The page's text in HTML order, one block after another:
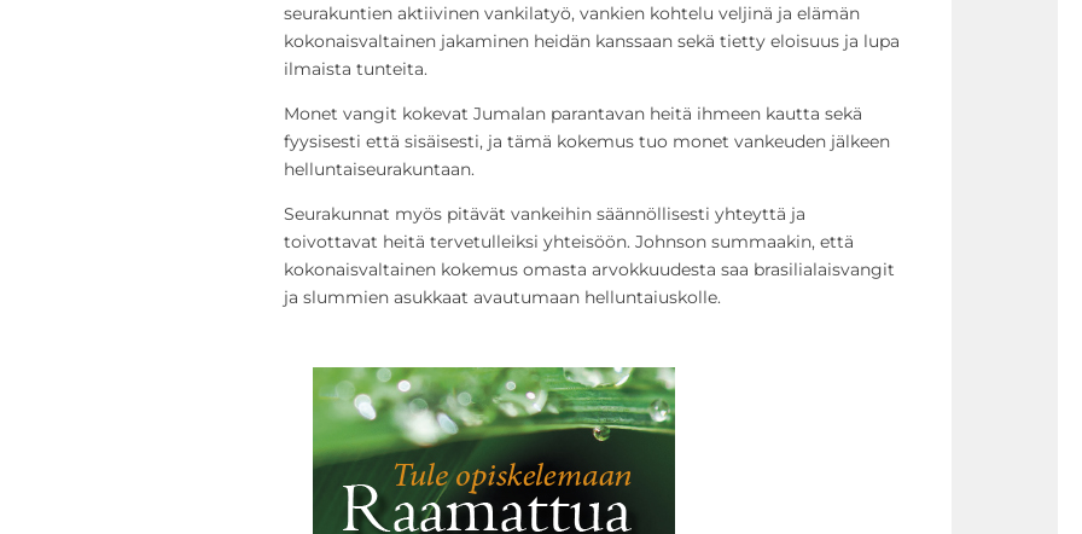
seurakuntien aktiivinen vankilatyö, vankien kohtelu veljinä ja elämän
kokonaisvaltainen jakaminen heidän kanssaan sekä tietty eloisuus ja lupa
ilmaista tunteita.
Monet vangit kokevat Jumalan parantavan heitä ihmeen kautta sekä
fyysisesti että sisäisesti, ja tämä kokemus tuo monet vankeuden jälkeen
helluntaiseurakuntaan.
Seurakunnat myös pitävät vankeihin säännöllisesti yhteyttä ja
toivottavat heitä tervetulleiksi yhteisöön. Johnson summaakin, että
kokonaisvaltainen kokemus omasta arvokkuudesta saa brasilialaisvangit
ja slummien asukkaat avautumaan helluntaiuskolle.